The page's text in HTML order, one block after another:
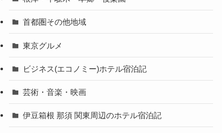
首都圏その他地域
東京グルメ
ビジネス(エコノミー)ホテル宿泊記
芸術・音楽・映画
伊豆箱根 那須 関東周辺のホテル宿泊記